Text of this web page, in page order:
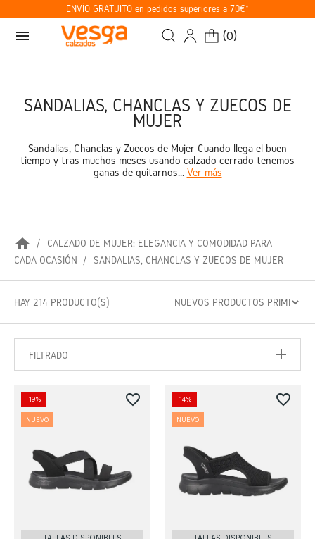
ENVÍO GRATUITO en pedidos superiores a 70€*
menu (0)
SANDALIAS, CHANCLAS Y ZUECOS DE
MUJER
Sandalias, Chanclas y Zuecos de Mujer Cuando llega el buen
tiempo y tras muchos meses usando calzado cerrado tenemos
ganas de quitarnos... Ver más
home
CALZADO DE MUJER: ELEGANCIA Y COMODIDAD PARA
CADA OCASIÓN
SANDALIAS, CHANCLAS Y ZUECOS DE MUJER
HAY 214 PRODUCTO(S)
FILTRADO
-19%
NUEVO
favorite_border -14%
NUEVO
favorite_border